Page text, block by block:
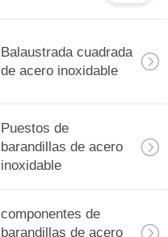
Balaustrada cuadrada
de acero inoxidable
Puestos de
barandillas de acero
inoxidable
componentes de
barandillas de acero